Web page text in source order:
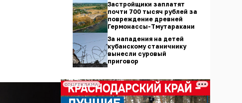
Застройщики заплатят
почти 700 тысяч рублей за
повреждение древней
Гермонассы-Тмутаракани
За нападения на детей
кубанскому станичнику
вынесли суровый
приговор
СОЦРЕКЛАМА